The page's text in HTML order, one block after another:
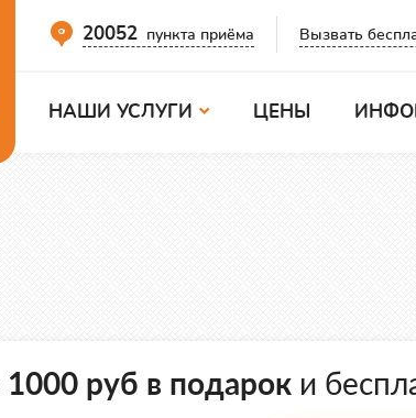
20052 пункта приёма Вызвать
НАШИ УСЛУГИ ЦЕНЫ
1000 руб в подарок и